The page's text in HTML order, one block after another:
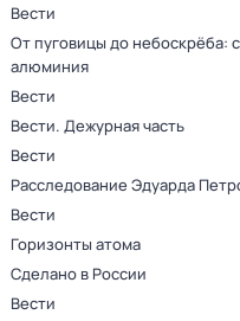
Вести
От пуговицы до небоскрёба:
алюминия
Вести
Вести. Дежурная часть
Вести
Расследование Эдуарда
Вести
Горизонты атома
Сделано в России
Вести